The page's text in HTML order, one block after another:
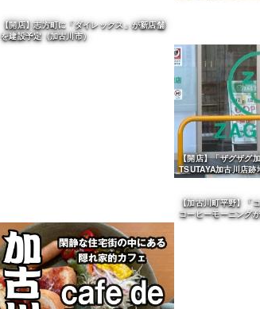
【開店】「ザグザグ
TSUTAYA加古川店